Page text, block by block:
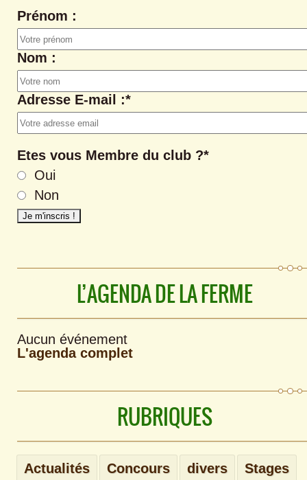
Prénom :
Nom :
Adresse E-mail :*
Etes vous Membre du club ?*
Oui
Non
L’AGENDA DE LA FERME
Aucun événement
L'agenda complet
RUBRIQUES
Actualités Concours divers Stages